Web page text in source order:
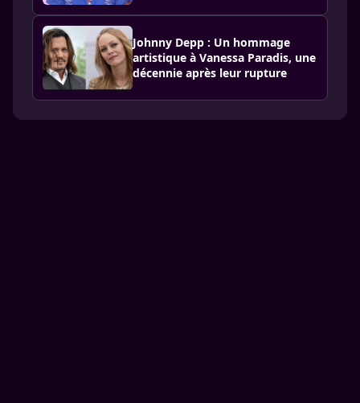
Johnny Depp : Un hommage
artistique à Vanessa Paradis, une
décennie après leur rupture